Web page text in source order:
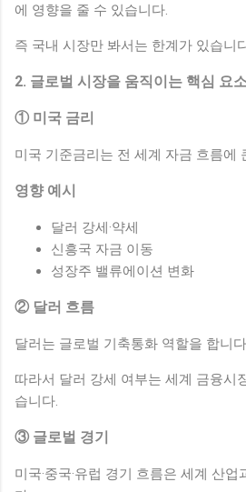
에 영향을 줄 수 있습니다.
즉 국내 시장만 봐서는 한계가 있습니
2. 글로벌 시장을 움직이는 핵심 요
① 미국 금리
미국 기준금리는 전 세계 자금 흐름에
영향 예시
달러 강세·약세
신흥국 자금 이동
성장주 밸류에이션 변화
② 달러 흐름
달러는 글로벌 기축통화 역할을 합니다.
따라서 달러 강세 여부는 세계 금융시
습니다.
③ 글로벌 경기
미국·중국·유럽 경기 흐름은 세계 산